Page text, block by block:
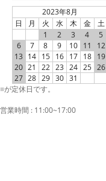
2023年8月
日
月 火 水 木 金
土
1
2 3 4
5
6
7 8 9 10 11
12
13 14 15 16 17 18 19
20 21 22 23 24 25 26
27 28 29 30 31
■が定休日です。
営業時間 : 11:00~17:00